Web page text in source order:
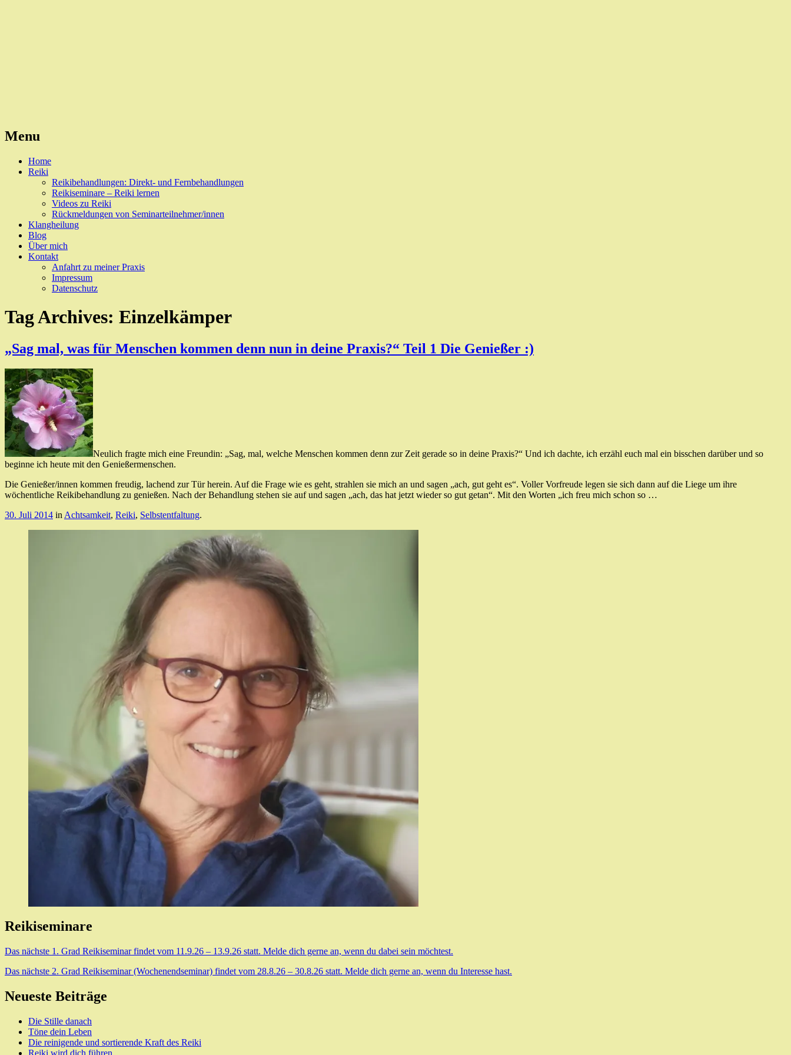
Menu
Skip
Home
Reiki
Reikibehandlungen: Direkt- und Fernbehandlungen
Reikiseminare – Reiki lernen
Videos zu Reiki
Rückmeldungen von Seminarteilnehmer/innen
Klangheilung
Blog
Über mich
Kontakt
Anfahrt zu meiner Praxis
Impressum
Datenschutz
Tag Archives: Einzelkämper
„Sag mal, was für Menschen kommen denn nun in deine Praxis?“ Teil 1 Die Genießer :)
Neulich fragte mich eine Freundin: „Sag, mal, welche Menschen kommen denn zur Zeit gerade so in deine Praxis?“ Und ich dachte, ich erzähl euch mal ein bisschen darüber und so
beginne ich heute mit den Genießermenschen.
Die Genießer/innen kommen freudig, lachend zur Tür herein. Auf die Frage wie es geht, strahlen sie mich an und sagen „ach, gut geht es“. Voller Vorfreude legen sie sich dann auf die Liege um ihre
wöchentliche Reikibehandlung zu genießen. Nach der Behandlung stehen sie auf und sagen „ach, das hat jetzt wieder so gut getan“. Mit den Worten „ich freu mich schon so …
30. Juli 2014 in Achtsamkeit, Reiki, Selbstentfaltung.
Reikiseminare
Das nächste 1. Grad Reikiseminar findet vom 11.9.26 – 13.9.26 statt. Melde dich gerne an, wenn du dabei sein möchtest.
Das nächste 2. Grad Reikiseminar (Wochenendseminar) findet vom 28.8.26 – 30.8.26 statt. Melde dich gerne an, wenn du Interesse hast.
Neueste Beiträge
Die Stille danach
Töne dein Leben
Die reinigende und sortierende Kraft des Reiki
Reiki wird dich führen